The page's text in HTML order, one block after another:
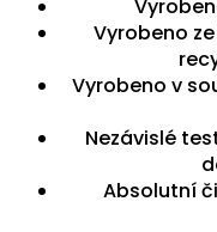
Vyrobeno
Vyrobeno v
Nezávislé
Absolutní